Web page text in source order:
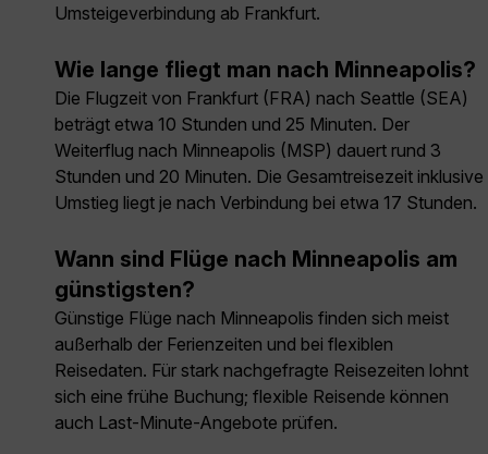
Umsteigeverbindung ab Frankfurt.
Wie lange fliegt man nach Minneapolis?
Die Flugzeit von Frankfurt (FRA) nach Seattle (SEA)
beträgt etwa 10 Stunden und 25 Minuten. Der
Weiterflug nach Minneapolis (MSP) dauert rund 3
Stunden und 20 Minuten. Die Gesamtreisezeit inklusive
Umstieg liegt je nach Verbindung bei etwa 17 Stunden.
Wann sind Flüge nach Minneapolis am
günstigsten?
Günstige Flüge nach Minneapolis finden sich meist
außerhalb der Ferienzeiten und bei flexiblen
Reisedaten. Für stark nachgefragte Reisezeiten lohnt
sich eine frühe Buchung; flexible Reisende können
auch Last-Minute-Angebote prüfen.